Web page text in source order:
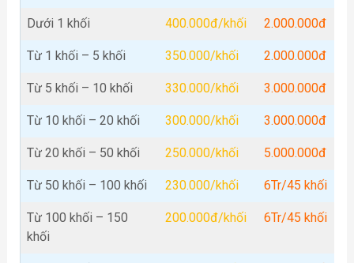
Dưới 1 khối 400.000đ/khối 2.000.000đ
Từ 1 khối – 5 khối 350.000/khối 2.000.000đ
Từ 5 khối – 10 khối 330.000/khối 3.000.000đ
Từ 10 khối – 20 khối 300.000/khối 3.000.000đ
Từ 20 khối – 50 khối 250.000/khối 5.000.000đ
Từ 50 khối – 100 khối 230.000/khối 6Tr/45 khối
Từ 100 khối – 150
khối
200.000đ/khối 6Tr/45 khối